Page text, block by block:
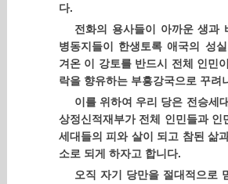
다.
전화의 용사들이 아까운 생과
병동지들이 한생토록 애국의 성
겨온 이 강토를 반드시 전체 인민
락을 향유하는 부흥강국으로 꾸려
이를 위하여 우리 당은 전승세
상정신적재부가 전체 인민들과 인
세대들의 피와 살이 되고 참된 삶
소로 되게 하자고 합니다.
오직 자기 당만을 절대적으로